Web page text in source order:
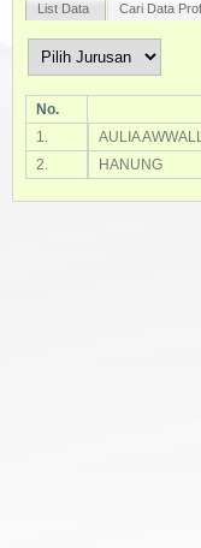
List Data Cari Data
No.
1.
AULIA
2.
HANUNG